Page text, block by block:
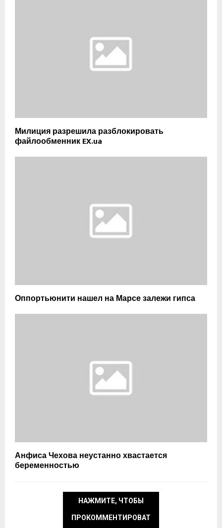
Милиция разрешила разблокировать
файлообменник EX.ua
Оппортьюнити нашел на Марсе залежи гипса
Анфиса Чехова неустанно хвастается
беременностью
НАЖМИТЕ, ЧТОБЫ
ПРОКОММЕНТИРОВАТ